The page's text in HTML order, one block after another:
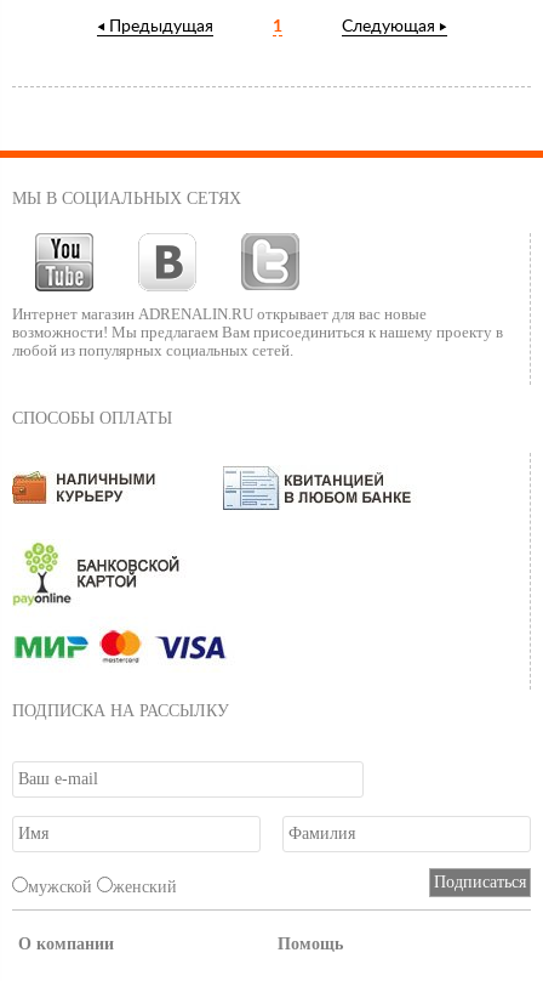
Предыдущая 1 Следующая
МЫ В СОЦИАЛЬНЫХ СЕТЯХ
Интернет магазин ADRENALIN.RU открывает для вас новые
возможности! Мы предлагаем Вам присоединиться к нашему проекту в
любой из популярных социальных сетей.
СПОСОБЫ ОПЛАТЫ
ПОДПИСКА НА РАССЫЛКУ
мужской женский
О компании Помощь